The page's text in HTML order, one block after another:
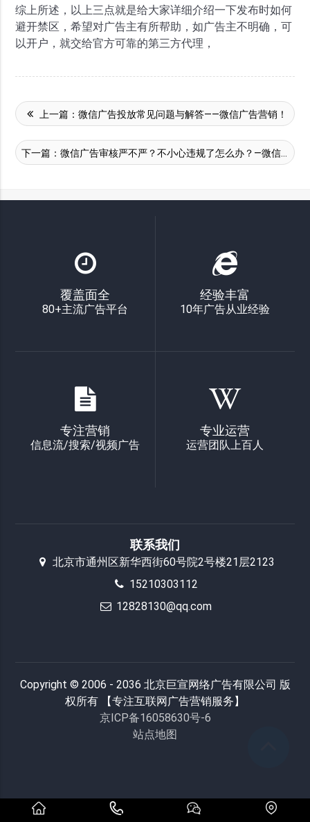
综上所述，以上三点就是给大家详细介绍一下发布时如何
避开禁区，希望对广告主有所帮助，如广告主不明确，可
以开户，就交给官方可靠的第三方代理，
上一篇： 微信广告投放常见问题与解答——微信广告营销！
下一篇：微信广告审核严不严？不小心违规了怎么办？—微信推广
覆盖面全
80+主流广告平台
经验丰富
10年广告从业经验
专注营销
信息流/搜索/视频广告
专业运营
运营团队上百人
联系我们
北京市通州区新华西街60号院2号楼21层2123
15210303112
12828130@qq.com
Copyright © 2006 - 2036 北京巨宣网络广告有限公司 版
权所有 【专注互联网广告营销服务】
京ICP备16058630号-6
站点地图